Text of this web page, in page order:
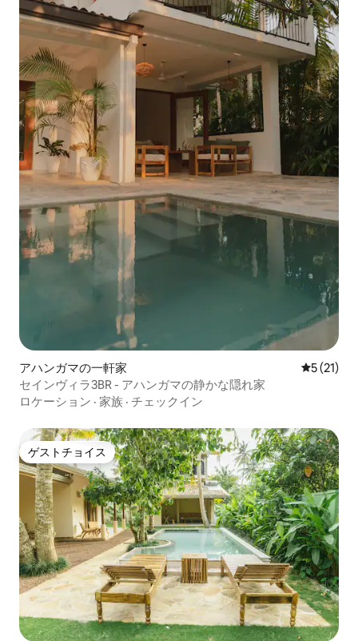
アハンガマの一軒家 レビュー
5 (21)
セインヴィラ3BR - アハンガマの静かな隠れ家
ロケーション · 家族 · チェックイン
ゲストチョイス
ゲストチョイス